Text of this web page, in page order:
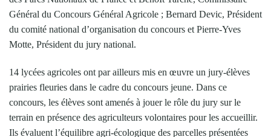
Général du Concours Général Agricole ; Bernard Devic, Président
du comité national d’organisation du concours et Pierre-Yves
Motte, Président du jury national.
14 lycées agricoles ont par ailleurs mis en œuvre un jury-élèves
prairies fleuries dans le cadre du concours jeune. Dans ce
concours, les élèves sont amenés à jouer le rôle du jury sur le
terrain en présence des agriculteurs volontaires pour les accueillir.
Ils évaluent l’équilibre agri-écologique des parcelles présentées